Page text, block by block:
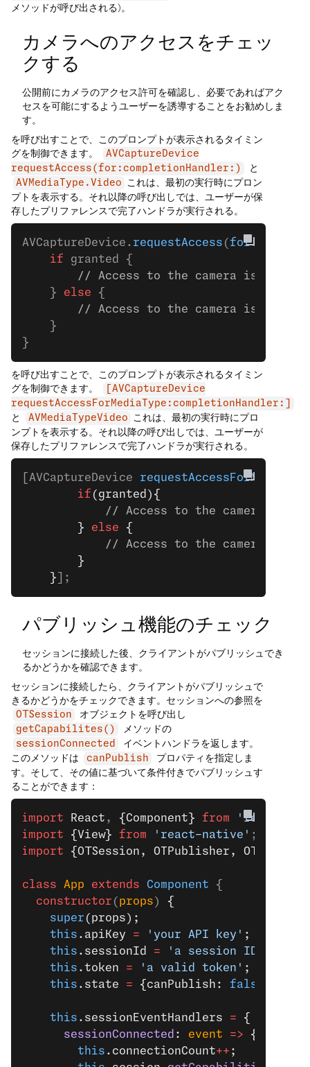
メソッドが呼び出される)。
カメラへのアクセスをチェッ
クする
公開前にカメラのアクセス許可を確認し、必要であればアク
セスを可能にするようユーザーを誘導することをお勧めしま
す。
を呼び出すことで、このプロンプトが表示されるタイミン
グを制御できます。
AVCaptureDevice
requestAccess(for:completionHandler:)
と
AVMediaType.Video
これは、最初の実行時にプロン
プトを表示する。それ以降の呼び出しでは、ユーザーが保
存したプリファレンスで完了ハンドラが実行される。
AVCaptureDevice. requestAccess (for: .
	if
granted {
// Access to the camera is
	}
else {
// Access to the camera is not
	}
}
を呼び出すことで、このプロンプトが表示されるタイミン
グを制御できます。
[AVCaptureDevice
requestAccessForMediaType:completionHandler:]
と AVMediaTypeVideo
これは、最初の実行時にプロ
ンプトを表示する。それ以降の呼び出しでは、ユーザーが
保存したプリファレンスで完了ハンドラが実行される。
[AVCaptureDevice
        if
(granted){
// Access to the camera is
        }
else {
// Access to the camera is
        }
    }
];
パブリッシュ機能のチェック
セッションに接続した後、クライアントがパブリッシュでき
るかどうかを確認できます。
セッションに接続したら、クライアントがパブリッシュで
きるかどうかをチェックできます。セッションへの参照を
OTSession オブジェクトを呼び出し
getCapabilites() メソッドの
sessionConnected
イベントハンドラを返します。
このメソッドは
canPublish
プロパティを指定しま
す。そして、その値に基づいて条件付きでパブリッシュす
ることができます：
import React , {Component} from 'react'
import {View} from 'react-native' ;
import {OTSession, OTPublisher,
class App extends Component {
  constructor
( props ) {
    super
(props);
    this
.apiKey = 'your API key' ;
    this
.sessionId = 'a session ID'
    this
.token = 'a valid token' ;
    this
.state = {canPublish: false
    this
.sessionEventHandlers = {
      sessionConnected
: event => {
        this
.connectionCount++ ;